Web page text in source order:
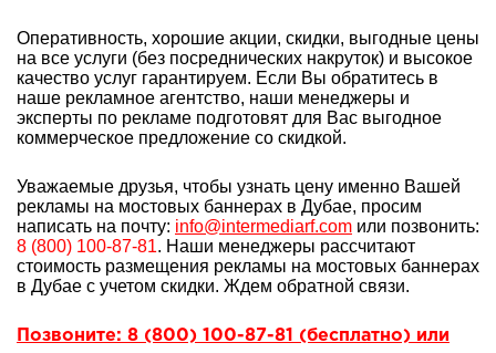
Оперативность, хорошие акции, скидки, выгодные цены
на все услуги (без посреднических накруток) и высокое
качество услуг гарантируем. Если Вы обратитесь в
наше рекламное агентство, наши менеджеры и
эксперты по рекламе подготовят для Вас выгодное
коммерческое предложение со скидкой.
Уважаемые друзья, чтобы узнать цену именно Вашей
рекламы на мостовых баннерах в Дубае, просим
написать на почту: info@intermediarf.com или позвонить:
8 (800) 100-87-81. Наши менеджеры рассчитают
стоимость размещения рекламы на мостовых баннерах
в Дубае с учетом скидки. Ждем обратной связи.
Позвоните: 8 (800) 100-87-81 (бесплатно) или